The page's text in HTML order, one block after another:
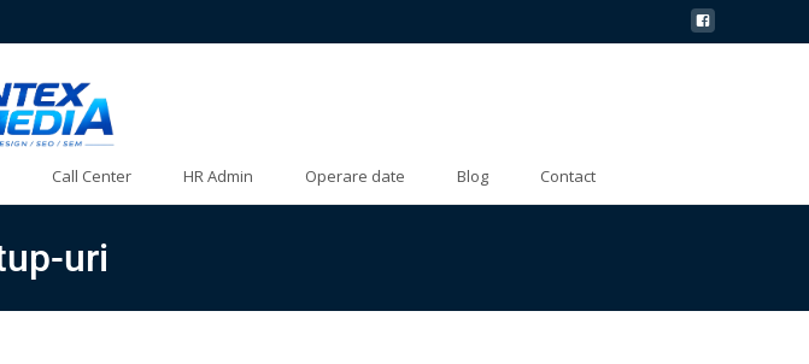
Call Center HR Admin Operare date Blog Contact
uri